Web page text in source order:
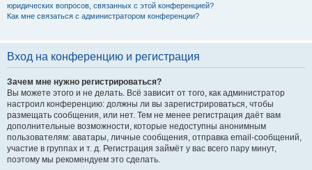
юридических вопросов, связанных с этой конференцией?
Как мне связаться с администратором конференции?
Вход на конференцию и регистрация
Зачем мне нужно регистрироваться?
Вы можете этого и не делать. Всё зависит от того, как администратор
настроил конференцию: должны ли вы зарегистрироваться, чтобы
размещать сообщения, или нет. Тем не менее регистрация даёт вам
дополнительные возможности, которые недоступны анонимным
пользователям: аватары, личные сообщения, отправка email-сообщений,
участие в группах и т. д. Регистрация займёт у вас всего пару минут,
поэтому мы рекомендуем это сделать.